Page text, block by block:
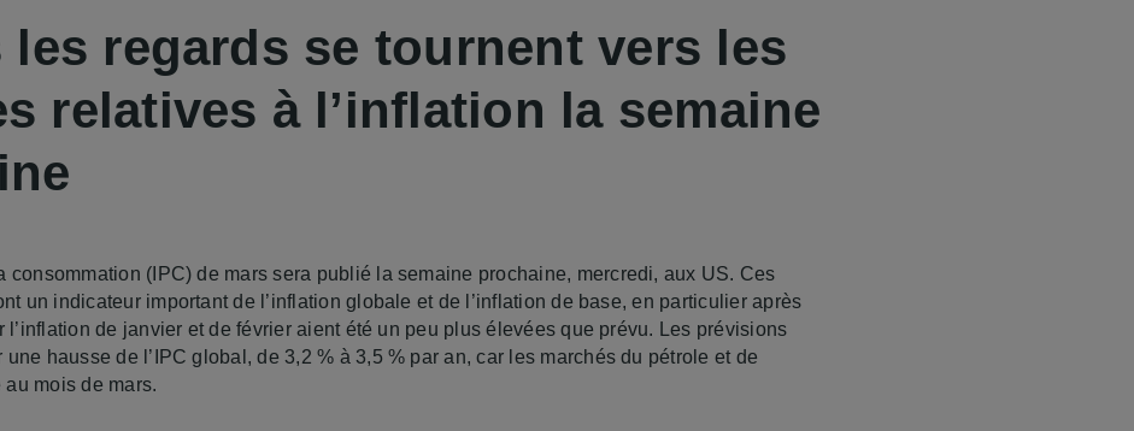
les regards se tournent vers les
relatives à l’inflation la semaine
consommation (IPC) de mars sera publié la semaine prochaine, mercredi, aux US. Ces
un indicateur important de l’inflation globale et de l’inflation de base, en particulier après
l’inflation de janvier et de février aient été un peu plus élevées que prévu. Les prévisions
hausse de l’IPC global, de 3,2 % à 3,5 % par an, car les marchés du pétrole et de
au mois de mars.